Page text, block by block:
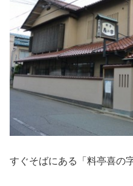
すぐそばにある「料亭喜の